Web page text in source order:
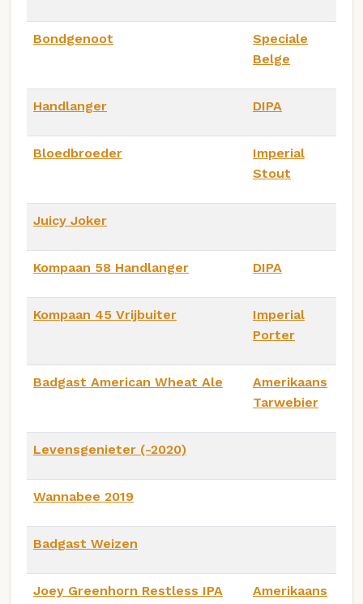
Bondgenoot
Speciale
Belge
Handlanger DIPA
Bloedbroeder
Imperial
Stout
Juicy Joker
Kompaan 58 Handlanger DIPA
Kompaan 45 Vrijbuiter
Imperial
Porter
Badgast American Wheat Ale
Amerikaans
Tarwebier
Levensgenieter (-2020)
Wannabee 2019
Badgast Weizen
Joey Greenhorn Restless IPA
Amerikaans